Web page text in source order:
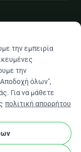
την εμπειρία
την
όλων",
Για να μάθετε
πολιτική απορρήτου